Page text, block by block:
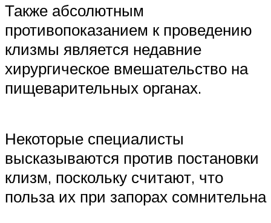
Также абсолютным
противопоказанием к проведению
клизмы является недавние
хирургическое вмешательство на
пищеварительных органах.
Некоторые специалисты
высказываются против постановки
клизм, поскольку считают, что
польза их при запорах сомнительна